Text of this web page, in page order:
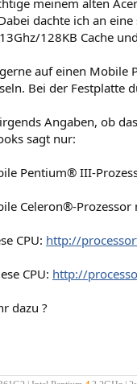
meinem alten
dachte ich an
128KB Cache
auf einen Mobile
Bei der Festplatte
Angaben, ob
sagt nur:
Pentium® III-
Celeron®-Prozessor
CPU: http://
CPU: http://
dazu ?